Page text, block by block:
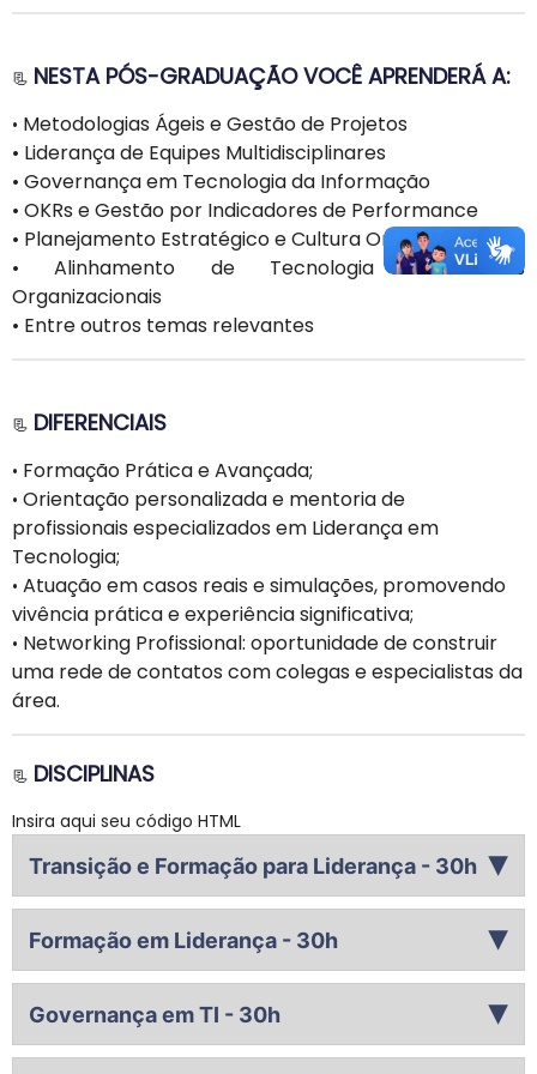
📃 NESTA PÓS-GRADUAÇÃO VOCÊ APRENDERÁ A:
• Metodologias Ágeis e Gestão de Projetos
• Liderança de Equipes Multidisciplinares
• Governança em Tecnologia da Informação
• OKRs e Gestão por Indicadores de Performance
• Planejamento Estratégico e Cultura Organizacional
• Alinhamento de Tecnologia às Metas
Organizacionais
• Entre outros temas relevantes
📃 DIFERENCIAIS
• Formação Prática e Avançada;
• Orientação personalizada e mentoria de
profissionais especializados em Liderança em
Tecnologia;
• Atuação em casos reais e simulações, promovendo
vivência prática e experiência significativa;
• Networking Profissional: oportunidade de construir
uma rede de contatos com colegas e especialistas da
área.
📃 DISCIPLINAS
Insira aqui seu código HTML
Transição e Formação para Liderança - 30h ▶
A disciplina aborda as habilidades essenciais para uma
transição eficiente para a liderança, explorando
ferramentas e recursos que apoiam os passos na jornada
de liderança. Enfoca o desenvolvimento de competências
estratégicas, técnicas de comunicação e gestão,
capacitando os participantes a assumir papéis de liderança
Formação em Liderança - 30h ▶
A disciplina abrange métodos e ferramentas essenciais para
desenvolver uma mentalidade de liderança na área de
tecnologia. São abordados temas como gestão de equipes,
ferramentas de planejamento e inovação, além de
Governança em TI - 30h ▶
A disciplina explora a importância da governança em